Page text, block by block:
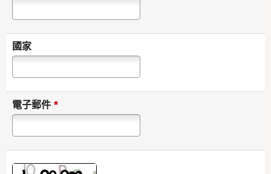
國家
電子郵件 *